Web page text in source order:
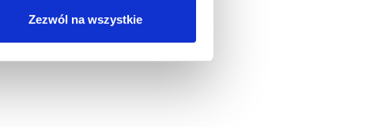
Zezwól na wszystkie